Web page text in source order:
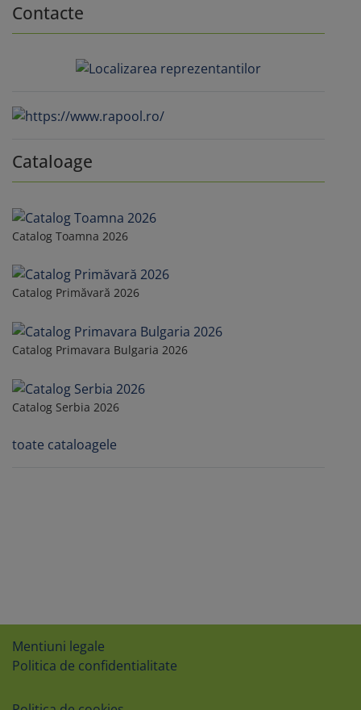
Contacte
Cataloage
Catalog Toamna 2026
Catalog Primăvară 2026
Catalog Primavara Bulgaria 2026
Catalog Serbia 2026
toate cataloagele
Mentiuni legale
Politica de confidentialitate